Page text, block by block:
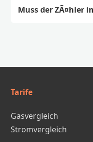
Muss der ZÃ¤hler
Tarife
Gasvergleich
Stromvergleich